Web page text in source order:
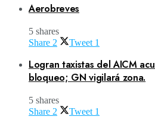
Aerobreves
5 shares
Share 2 Tweet 1
Logran taxistas del AICM
bloqueo; GN vigilará zona.
5 shares
Share 2 Tweet 1